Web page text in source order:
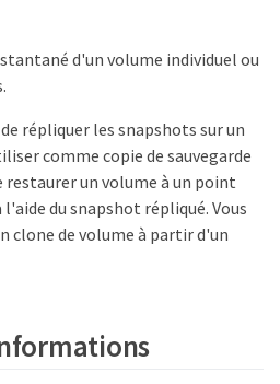
d'un volume individuel ou
répliquer les snapshots sur un
comme copie de sauvegarde
restaurer un volume à un point
du snapshot répliqué. Vous
clone de volume à partir d'un